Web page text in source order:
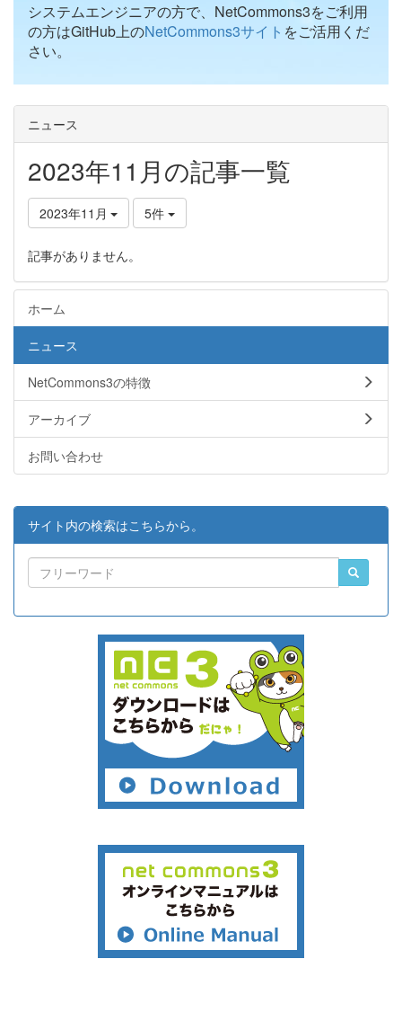
システムエンジニアの方で、NetCommons3をご利用
の方はGitHub上のNetCommons3サイト をご活用くだ
さい。
ニュース
2023年11月の記事一覧
2023年11月 5件
記事がありません。
ホーム
ニュース
NetCommons3の特徴
アーカイブ
お問い合わせ
サイト内の検索はこちらから。